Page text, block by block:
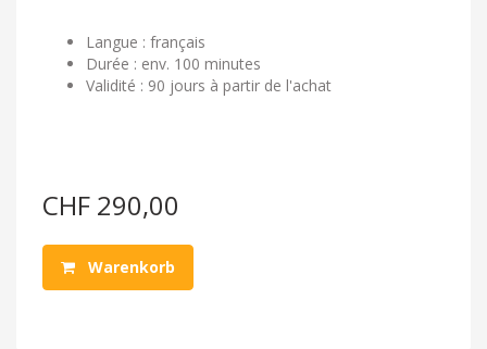
Langue : français
Durée : env. 100 minutes
Validité : 90 jours à partir de l'achat
CHF 290,00
Warenkorb